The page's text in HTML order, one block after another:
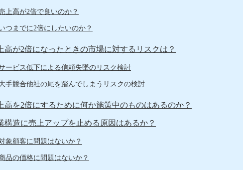
上高が2倍で良いのか？
つまでに2倍にしたいのか？
高が2倍になったときの市場に対するリスクは？
ービス低下による信頼失墜のリスク検討
手競合他社の尾を踏んでしまうリスクの検討
高を2倍にするために何か施策中のものはあるのか？
構造に売上アップを止める原因はあるか？
象顧客に問題はないか？
品の価格に問題はないか？